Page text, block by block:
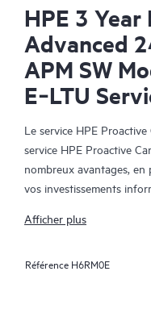
HPE 3
Advanced
APM SW
E‑LTU
Le service HPE
service HPE Proactive
nombreux avantages,
vos investissements
projets informatiques et
informatique pour lui
Afficher plus
Référence H6RM0E